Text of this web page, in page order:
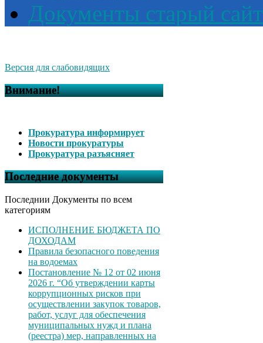
Документы старый сайт
Версия для слабовидящих
Внимание!
Прокуратура информирует
Новости прокуратуры
Прокуратура разъясняет
Последние документы
Последнии Документы по всем
категориям
ИСПОЛНЕНИЕ БЮДЖЕТА ПО
ДОХОДАМ
Правила безопасного поведения
на водоемах
Постановление № 12 от 02 июня
2026 г. “Об утверждении карты
коррупционных рисков при
осуществлении закупок товаров,
работ, услуг для обеспечения
муниципальных нужд и плана
(реестра) мер, направленных на